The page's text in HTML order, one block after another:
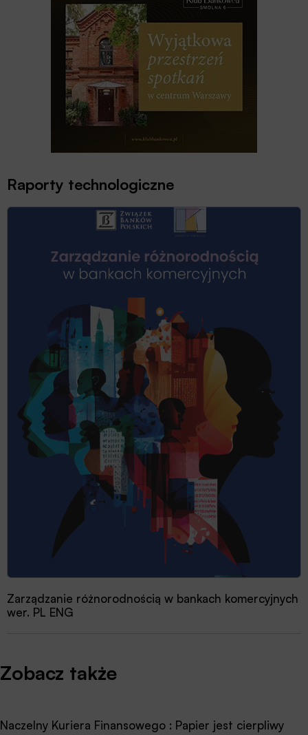
Raporty technologiczne
Zarządzanie różnorodnością w bankach komercyjnych
wer. PL ENG
Zobacz także
Naczelny Kuriera Finansowego : Papier jest cierpliwy